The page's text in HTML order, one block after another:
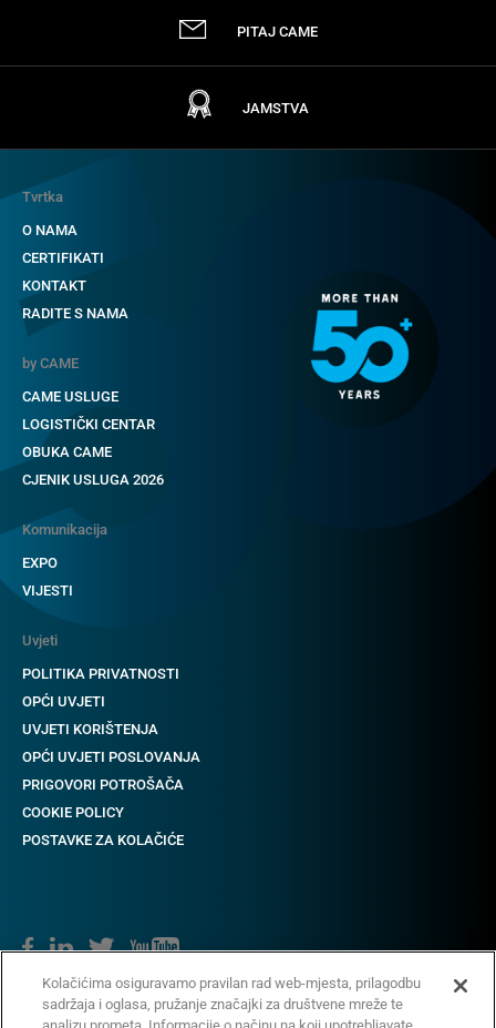
PITAJ CAME
JAMSTVA
Tvrtka
O NAMA
CERTIFIKATI
KONTAKT
RADITE S NAMA
by CAME
CAME USLUGE
LOGISTIČKI CENTAR
OBUKA CAME
CJENIK USLUGA 2026
Komunikacija
EXPO
VIJESTI
Copyright © 2018-2022 CAME. Sva prava pridržana.
Uvjeti
POLITIKA PRIVATNOSTI
OPĆI UVJETI
UVJETI KORIŠTENJA
OPĆI UVJETI POSLOVANJA
PRIGOVORI POTROŠAČA
COOKIE POLICY
POSTAVKE ZA KOLAČIĆE
Kolačićima osiguravamo pravilan rad web-mjesta, prilagodbu
sadržaja i oglasa, pružanje značajki za društvene mreže te